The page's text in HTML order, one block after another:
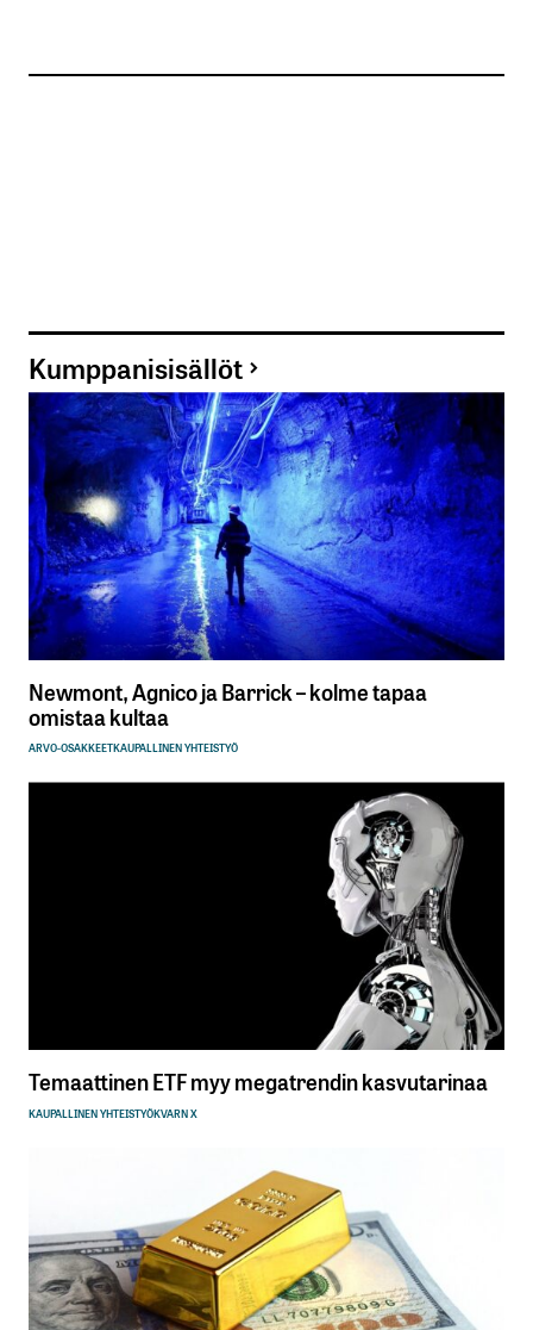
Kumppanisisällöt
Newmont, Agnico ja Barrick – kolme tapaa
omistaa kultaa
ARVO-OSAKKEETKAUPALLINEN YHTEISTYÖ
Temaattinen ETF myy megatrendin kasvutarinaa
KAUPALLINEN YHTEISTYÖKVARN X